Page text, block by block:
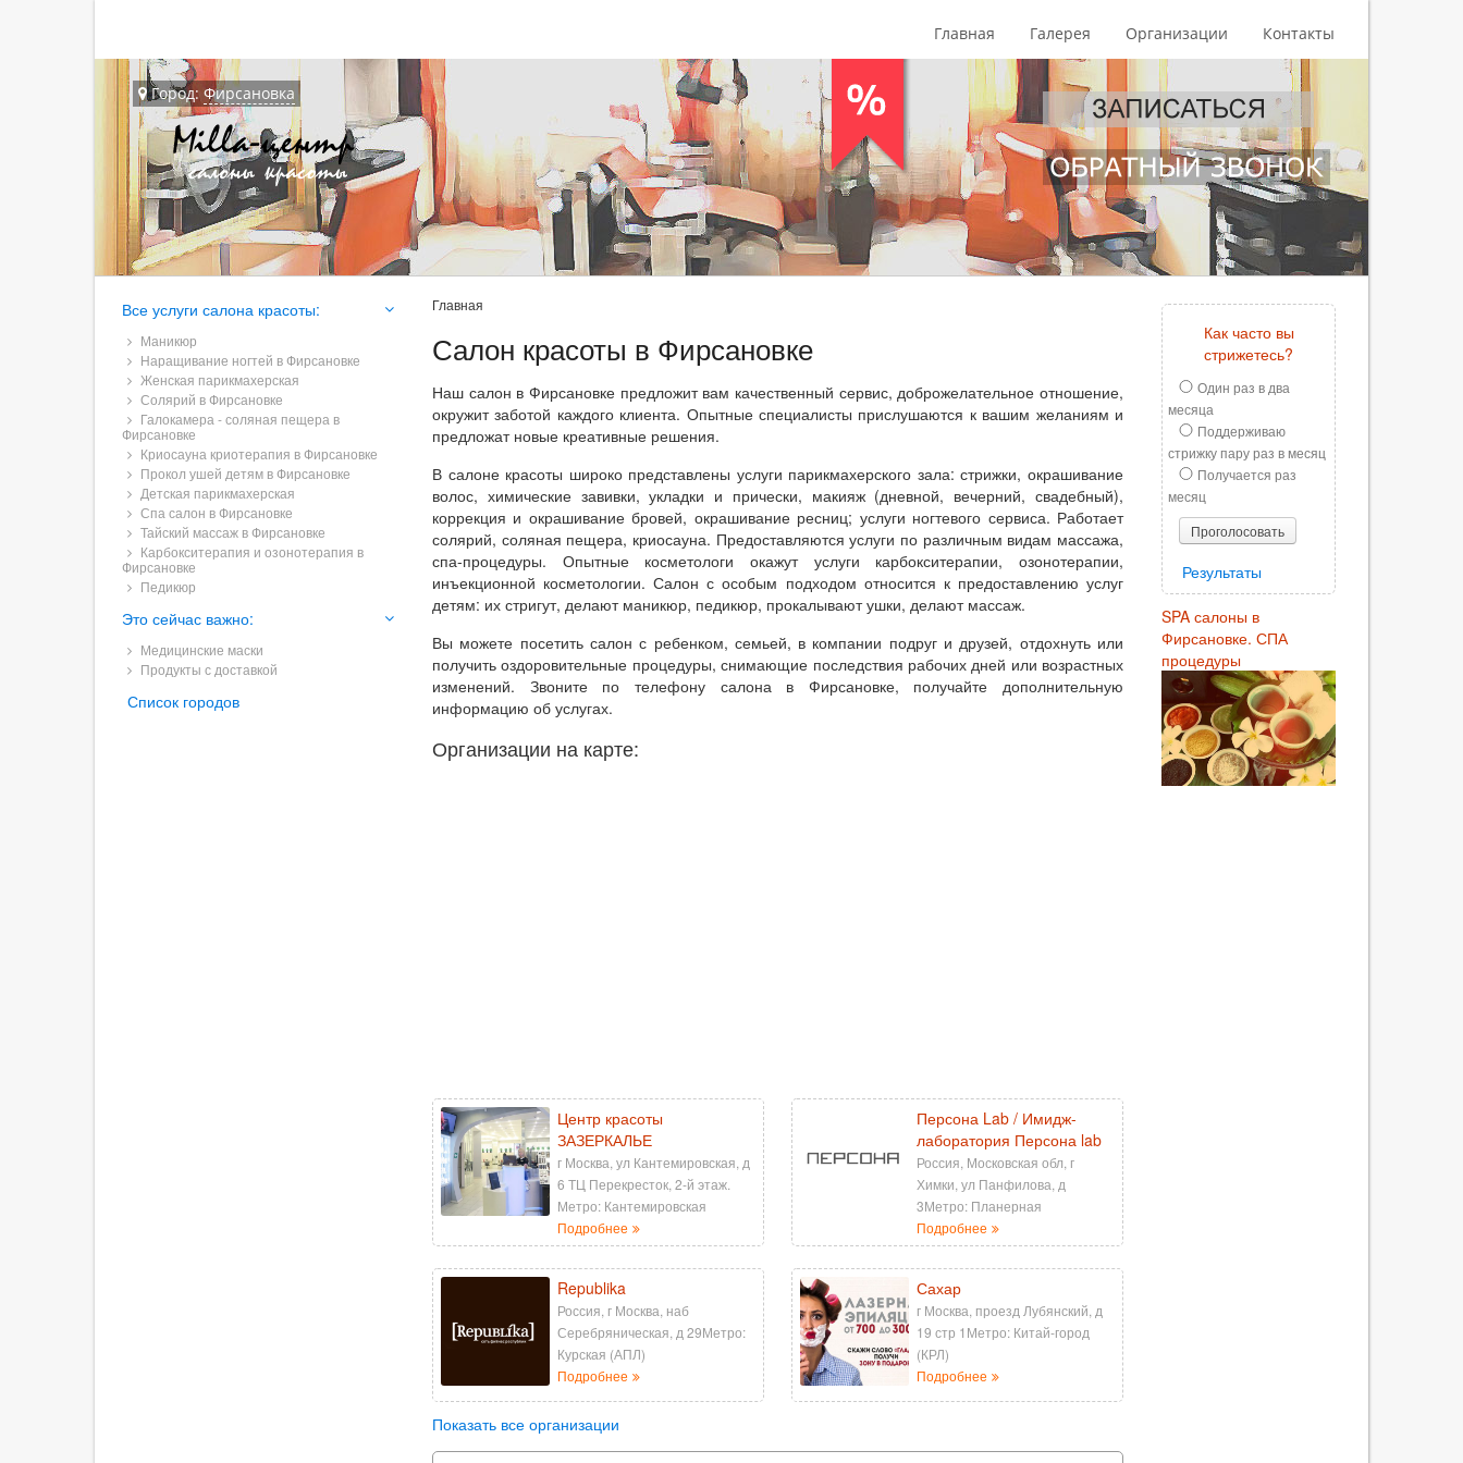
Главная Галерея Организации Контакты
Город:Фирсановка
Главная
Салон красоты в Фирсановке
Наш салон в Фирсановке предложит вам качественный сервис, доброжелательное отношение,
окружит заботой каждого клиента. Опытные специалисты прислушаются к вашим желаниям и
предложат новые креативные решения.
В салоне красоты широко представлены услуги парикмахерского зала: стрижки, окрашивание
волос, химические завивки, укладки и прически, макияж (дневной, вечерний, свадебный),
коррекция и окрашивание бровей, окрашивание ресниц; услуги ногтевого сервиса. Работает
солярий, соляная пещера, криосауна. Предоставляются услуги по различным видам массажа,
спа-процедуры. Опытные косметологи окажут услуги карбокситерапии, озонотерапии,
инъекционной косметологии. Салон с особым подходом относится к предоставлению услуг
детям: их стригут, делают маникюр, педикюр, прокалывают ушки, делают массаж.
Вы можете посетить салон с ребенком, семьей, в компании подруг и друзей, отдохнуть или
получить оздоровительные процедуры, снимающие последствия рабочих дней или возрастных
изменений. Звоните по телефону салона в Фирсановке, получайте дополнительную
информацию об услугах.
Организации на карте:
Центр красоты
ЗАЗЕРКАЛЬЕ
г Москва, ул Кантемировская, д
6 ТЦ Перекресток, 2-й этаж.
Метро: Кантемировская
Подробнее
Персона Lab / Имидж-
лаборатория Персона lab
Россия, Московская обл, г
Химки, ул Панфилова, д
3Метро: Планерная
Подробнее
Republika
Россия, г Москва, наб
Серебряническая, д 29Метро:
Курская (АПЛ)
Подробнее
Сахар
г Москва, проезд Лубянский, д
19 стр 1Метро: Китай-город
(КРЛ)
Подробнее
Показать все организации
Все услуги салона красоты:
Маникюр
Наращивание ногтей в Фирсановке
Женская парикмахерская
Солярий в Фирсановке
Галокамера - соляная пещера в
Фирсановке
Криосауна криотерапия в Фирсановке
Прокол ушей детям в Фирсановке
Детская парикмахерская
Спа салон в Фирсановке
Тайский массаж в Фирсановке
Карбокситерапия и озонотерапия в
Фирсановке
Педикюр
Это сейчас важно:
Медицинские маски
Продукты с доставкой
Список городов
Как часто вы
стрижетесь?
Один раз в два
месяца
Поддерживаю
стрижку пару раз в месяц
Получается раз
месяц
Проголосовать
Результаты
SPA салоны в
Фирсановке. СПА
процедуры